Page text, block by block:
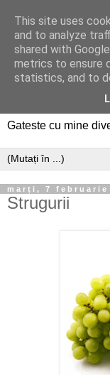
Gateste cu mine
marți, 7 februarie
Strugurii
This site uses
and to analyze
shared with
metrics to ensure
statistics, and to